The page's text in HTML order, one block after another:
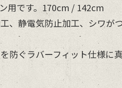
用です。170cm / 142cm
、静電気防止加工、シワが
防ぐラバーフィット仕様に